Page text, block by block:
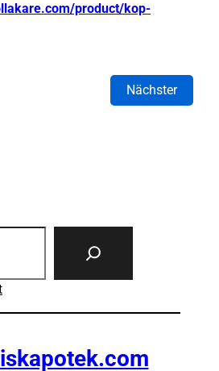
product/kop-
Nächster